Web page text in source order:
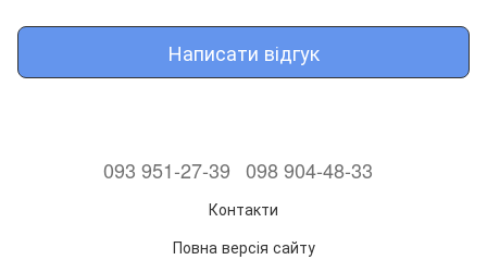
Написати відгук
093 951-27-39 098 904-48-33
Контакти
Повна версія сайту